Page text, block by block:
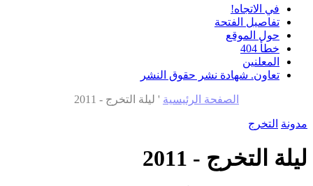
في الاتجاه!
تفاصيل الفتحة
حول الموقع
خطأ 404
المعلنين
تعاون. شهادة نشر حقوق النشر
الصفحة الرئيسية ' ليلة التخرج - 2011
مدونة التخرج
ليلة التخرج - 2011